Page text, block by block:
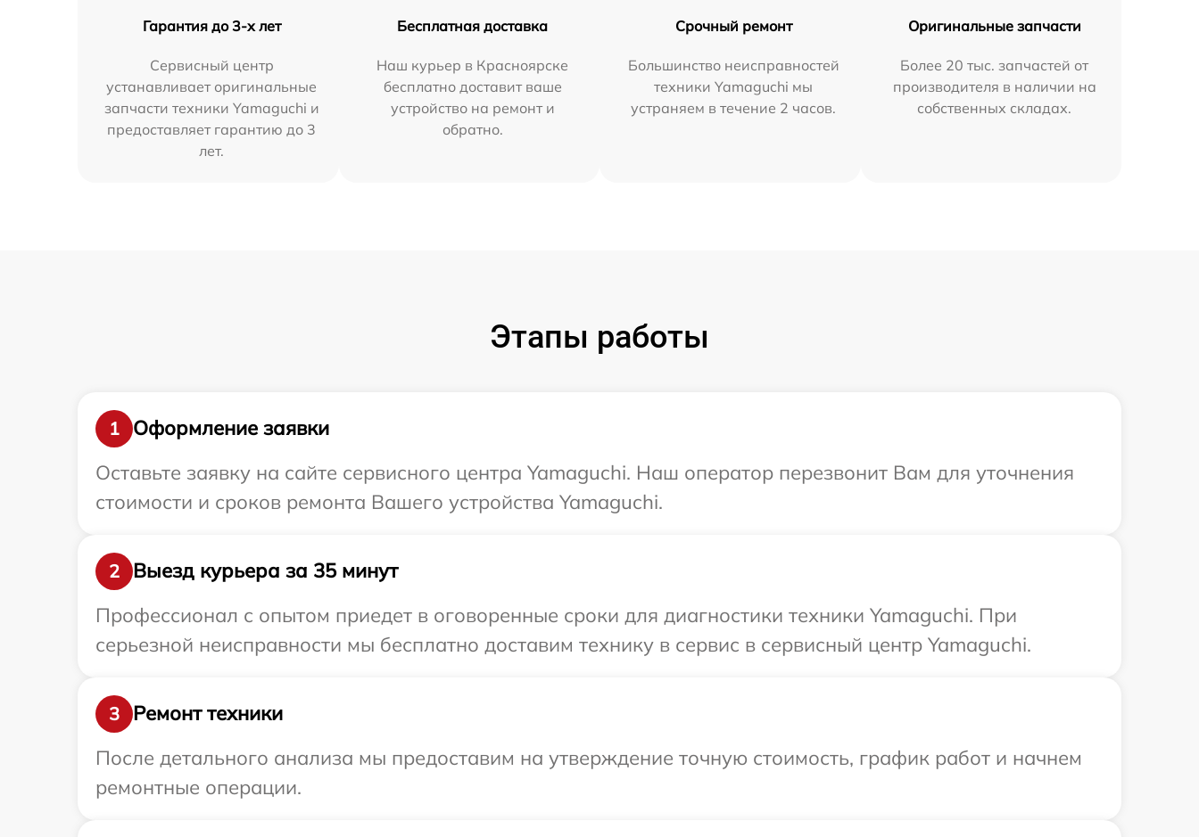
Гарантия до 3-х лет
Сервисный центр
устанавливает оригинальные
запчасти техники Yamaguchi и
предоставляет гарантию до 3
лет.
Бесплатная доставка
Наш курьер в Красноярске
бесплатно доставит ваше
устройство на ремонт и
обратно.
Срочный ремонт
Большинство неисправностей
техники Yamaguchi мы
устраняем в течение 2 часов.
Оригинальные запчасти
Более 20 тыс. запчастей от
производителя в наличии на
собственных складах.
Этапы работы
1
Оформление заявки
Оставьте заявку на сайте сервисного центра Yamaguchi. Наш оператор перезвонит Вам для уточнения
стоимости и сроков ремонта Вашего устройства Yamaguchi.
2
Выезд курьера за 35 минут
Профессионал с опытом приедет в оговоренные сроки для диагностики техники Yamaguchi. При
серьезной неисправности мы бесплатно доставим технику в сервис в сервисный центр Yamaguchi.
3
Ремонт техники
После детального анализа мы предоставим на утверждение точную стоимость, график работ и начнем
ремонтные операции.